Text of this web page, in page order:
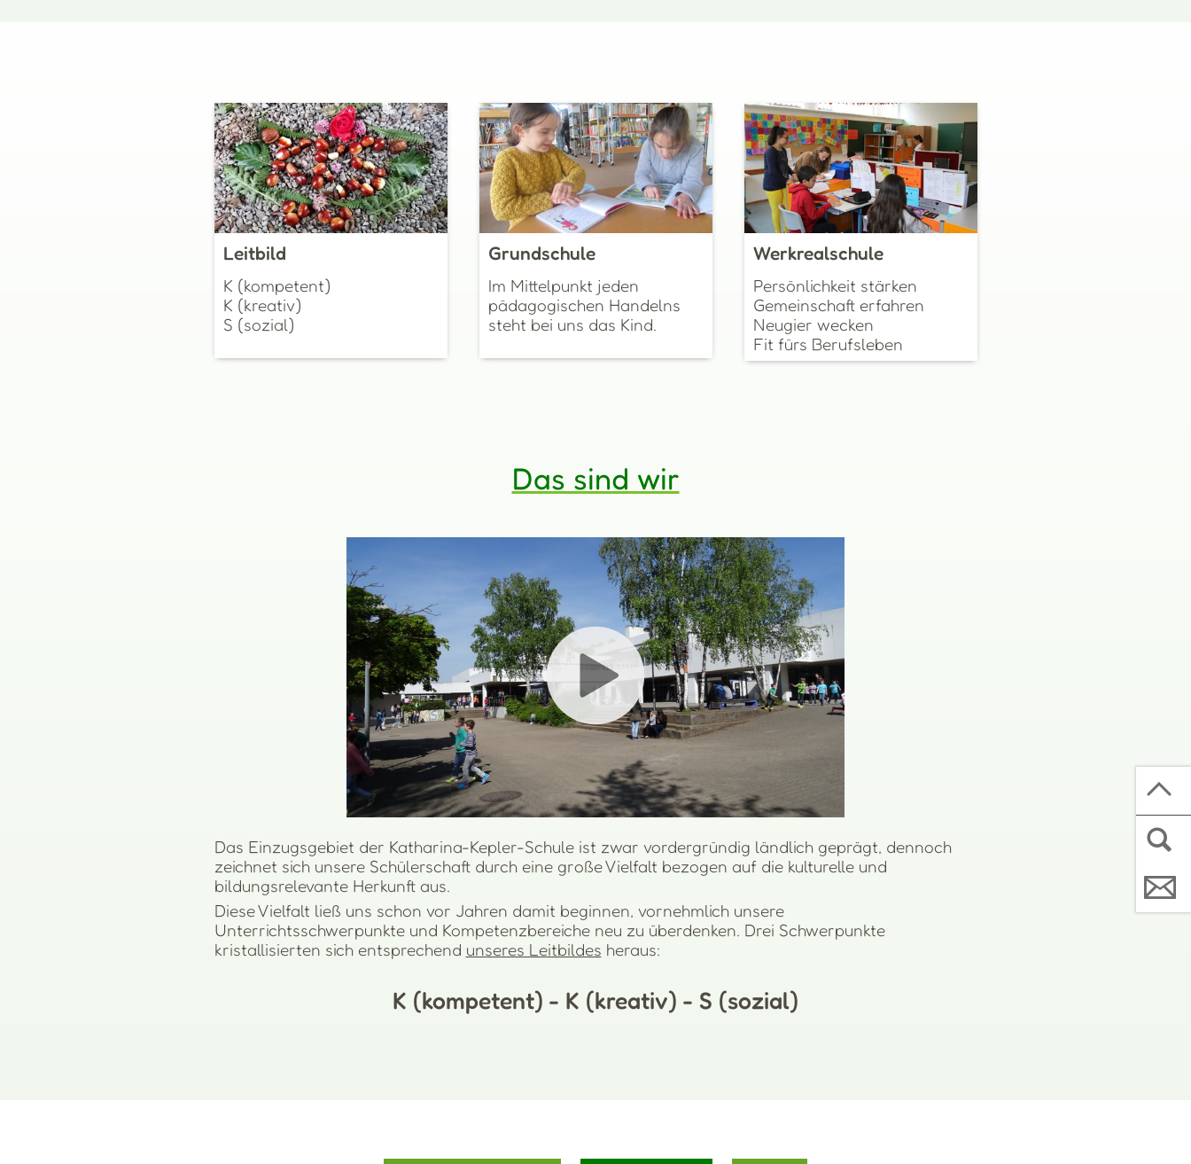
Leitbild
K (kompetent)
K (kreativ)
S (sozial)
Grundschule
Im Mittelpunkt jeden
pädagogischen Handelns
steht bei uns das Kind.
Werkrealschule
Persönlichkeit stärken
Gemeinschaft erfahren
Neugier wecken
Fit fürs Berufsleben
Das sind wir
Das Einzugsgebiet der Katharina-Kepler-Schule ist zwar vordergründig ländlich geprägt, dennoch
zeichnet sich unsere Schülerschaft durch eine große Vielfalt bezogen auf die kulturelle und
bildungsrelevante Herkunft aus.
Diese Vielfalt ließ uns schon vor Jahren damit beginnen, vornehmlich unsere
Unterrichtsschwerpunkte und Kompetenzbereiche neu zu überdenken. Drei Schwerpunkte
kristallisierten sich entsprechend unseres Leitbildes heraus:
K (kompetent) - K (kreativ) - S (sozial)